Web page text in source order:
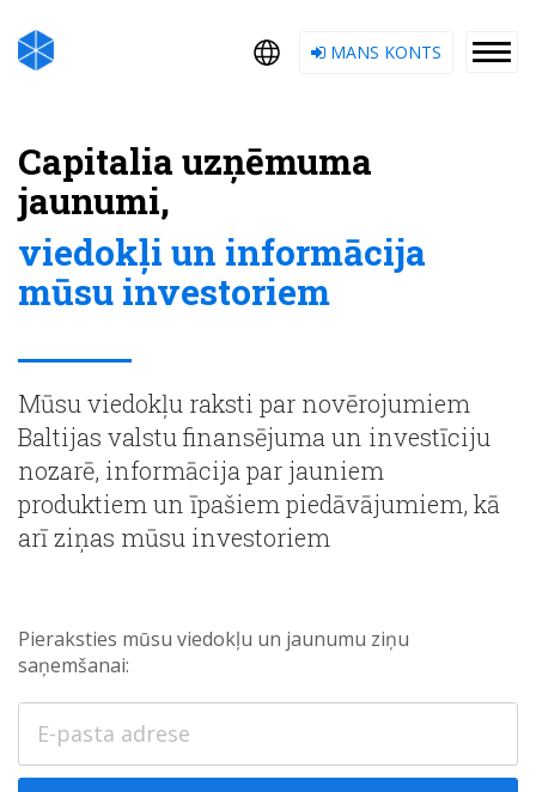
MANS KONTS
Capitalia uzņēmuma
jaunumi,
viedokļi un informācija
mūsu investoriem
Mūsu viedokļu raksti par novērojumiem
Baltijas valstu finansējuma un investīciju
nozarē, informācija par jauniem
produktiem un īpašiem piedāvājumiem, kā
arī ziņas mūsu investoriem
Pieraksties mūsu viedokļu un jaunumu ziņu
saņemšanai: